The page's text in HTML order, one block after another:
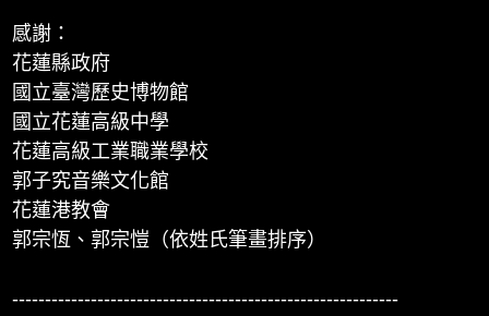
感謝：
花蓮縣政府
國立臺灣歷史博物館
國立花蓮高級中學
花蓮高級工業職業學校
郭子究音樂文化館
花蓮港教會
郭宗恆、郭宗愷（依姓氏筆畫排序）
-----------------------------------------------------------